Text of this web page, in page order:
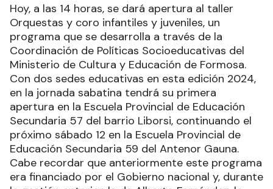
Hoy, a las 14 horas, se dará apertura al taller
Orquestas y coro infantiles y juveniles, un
programa que se desarrolla a través de la
Coordinación de Políticas Socioeducativas del
Ministerio de Cultura y Educación de Formosa.
Con dos sedes educativas en esta edición 2024,
en la jornada sabatina tendrá su primera
apertura en la Escuela Provincial de Educación
Secundaria 57 del barrio Liborsi, continuando el
próximo sábado 12 en la Escuela Provincial de
Educación Secundaria 59 del Antenor Gauna.
Cabe recordar que anteriormente este programa
era financiado por el Gobierno nacional y, durante